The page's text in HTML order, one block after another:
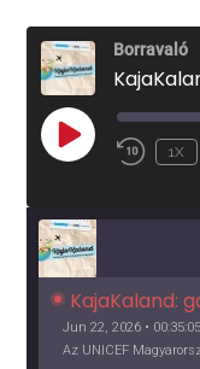
Borravaló
PLAY
EPISODE
1X
KajaKaland:
Jun 22, 2026 • 00:35:05